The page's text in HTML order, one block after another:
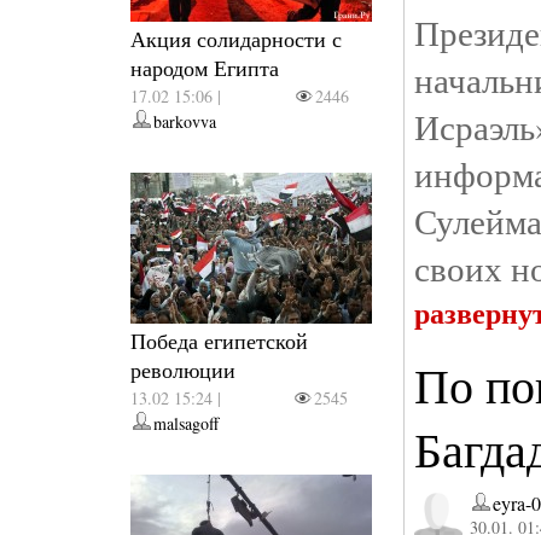
Акция солидарности с
народом Египта
17.02 15:06 |
2446
barkovva
Победа египетской
революции
13.02 15:24 |
2545
malsagoff
своих
По
eyra-
30.01.